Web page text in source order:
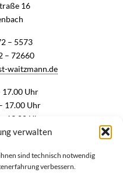
verwalten
sind technisch notwendig
verbessern.
16
– 5573
– 72660
waitzmann.de
17.00 Uhr
17.00 Uhr
13.00 Uhr
– 17.00 Uhr